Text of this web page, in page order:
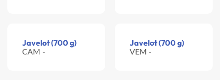
Javelot (700 g)
CAM -
Javelot (700 g)
VEM -